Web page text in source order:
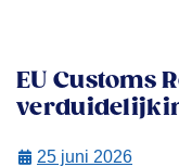
EU Customs
25 juni 2026